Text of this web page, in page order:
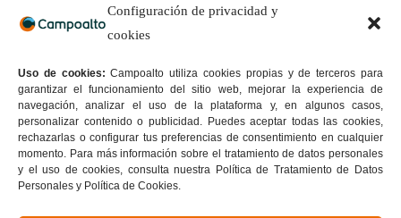
Configuración de privacidad y
cookies
Uso de cookies:Campoalto utiliza cookies propias y de terceros para
garantizar el funcionamiento del sitio web, mejorar la experiencia de
navegación, analizar el uso de la plataforma y, en algunos casos,
personalizar contenido o publicidad. Puedes aceptar todas las cookies,
rechazarlas o configurar tus preferencias de consentimiento en cualquier
momento. Para más información sobre el tratamiento de datos personales
y el uso de cookies, consulta nuestra Política de Tratamiento de Datos
Personales y Política de Cookies.
Sedes:
Suba: Cra. 103 D # 136 – 03 | Teusaquillo:Av. Caracas # 34
– 22 |Sede 40 sur:Av. Caracas # 41 B – 33 sur | Sede Bosa:
Calle 65 Sur # 77G – 75 | Sede Kennedy:
Av. Boyacá # 37-
55 sur |Sede San Cristóbal Norte: Cra. 7G # 158a – 20
Tu formación con sello de calidad
Donde la calidad se convierte en tu mejor carta de
presentación.